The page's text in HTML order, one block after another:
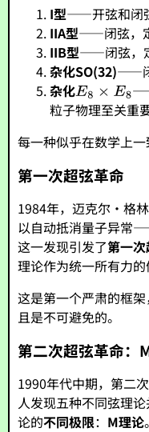
I型——开弦和闭
IIA型——闭弦，
IIB型——闭弦，
杂化SO(32)——
杂化
粒子物理至关重要
每一种似乎在数学上
第一次超弦革命
1984年，迈克尔·格
以自动抵消量子异常
这一发现引发了第一
理论作为统一所有力的
这是第一个严肃的框
且是不可避免的。
第二次超弦革命：
1990年代中期，第二
人发现五种不同弦理
论的不同极限： M理论。